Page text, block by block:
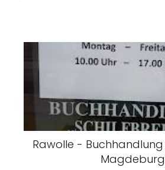
Rawolle -
Magdeburg